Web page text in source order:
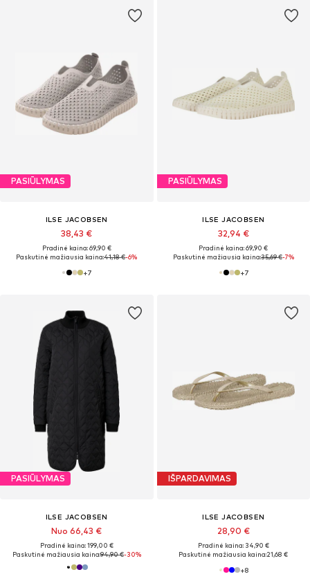
PASIŪLYMAS
ILSE JACOBSEN
38,43 €
Pradinė kaina: 69,90 €
Paskutinė mažiausia kaina:41,18 €-6%
+7
PASIŪLYMAS
ILSE JACOBSEN
32,94 €
Pradinė kaina: 69,90 €
Paskutinė mažiausia kaina:35,69 €-7%
+7
PASIŪLYMAS
ILSE JACOBSEN
Nuo 66,43 €
Pradinė kaina: 199,00 €
Paskutinė mažiausia kaina:94,90 €-30%
IŠPARDAVIMAS
ILSE JACOBSEN
28,90 €
Pradinė kaina: 34,90 €
Paskutinė mažiausia kaina:21,68 €
+8